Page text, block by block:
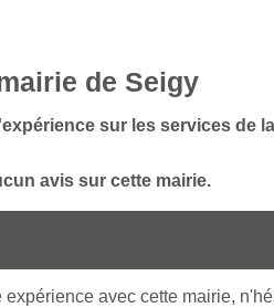
de Seigy
sur les services de
avis sur cette mairie.
avec cette mairie,